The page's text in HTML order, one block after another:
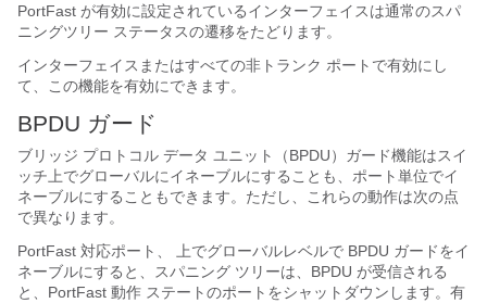
PortFast が有効に設定されているインターフェイスは通常のスパ
ニングツリー ステータスの遷移をたどります。
インターフェイスまたはすべての非トランク ポートで有効にし
て、この機能を有効にできます。
BPDU ガード
ブリッジ プロトコル データ ユニット（BPDU）ガード機能はスイ
ッチ上でグローバルにイネーブルにすることも、ポート単位でイ
ネーブルにすることもできます。ただし、これらの動作は次の点
で異なります。
PortFast 対応ポート、
上でグローバルレベルで BPDU ガードをイ
ネーブルにすると、スパニング ツリーは、BPDU が受信される
と、 PortFast 動作 ステートのポートをシャットダウンします。有